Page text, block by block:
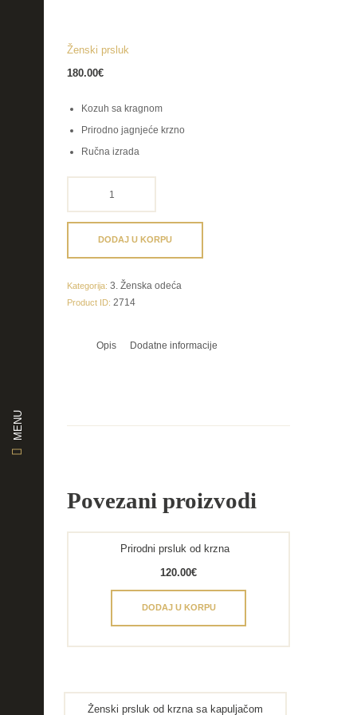
MENU
Ženski prsluk
180.00€
Kozuh sa kragnom
Prirodno jagnjeće krzno
Ručna izrada
DODAJ U KORPU
Kategorija: 3. Ženska odeća
Product ID: 2714
Opis Dodatne informacije
Povezani proizvodi
Prirodni prsluk od krzna
120.00€
DODAJ U KORPU
Ženski prsluk od krzna sa kapuljačom